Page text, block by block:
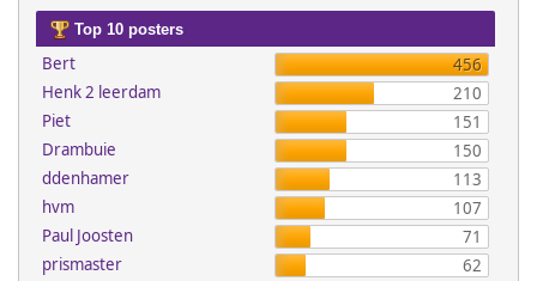
Top 10 posters
Bert
456
Henk 2 leerdam
210
Piet
151
Drambuie
150
ddenhamer
113
hvm
107
Paul Joosten
71
prismaster
62